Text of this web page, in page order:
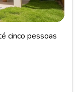
cinco pessoas